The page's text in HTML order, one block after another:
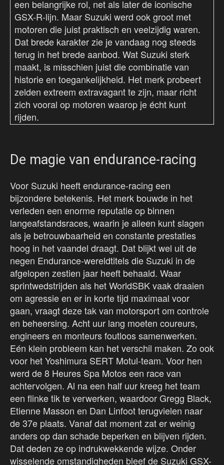
een belangrijke rol, net als later de iconische
GSX-R-lijn. Maar Suzuki werd ook groot met
motoren die juist praktisch en veelzijdig waren.
Dat brede karakter zie je vandaag nog steeds
terug in het brede aanbod. Wat Suzuki sterk
maakt, is misschien juist die combinatie van
historie en toegankelijkheid. Het merk probeert
zelden extreem extravagant te zijn, maar richt
zich vooral op motoren waarop je écht kunt
rijden.
De magie van endurance-racing
Voor Suzuki heeft endurance-racing een
bijzondere betekenis. Het merk bouwde in het
verleden een enorme reputatie op binnen
langeafstandsraces, waarin je alleen kunt slagen
als je betrouwbaarheid en constante prestaties
hoog in het vaandel draagt. Dat blijkt wel uit de
negen Endurance-wereldtitels die Suzuki in de
afgelopen zestien jaar heeft behaald. Waar
sprintwedstrijden als het WorldSBK vaak draaien
om agressie en er in korte tijd maximaal voor
gaan, vraagt deze tak van motorsport om controle
en beheersing. Acht uur lang moeten coureurs,
engineers en monteurs foutloos samenwerken.
Eén klein probleem kan het verschil maken. Zo ook
voor het Yoshimura SERT Motul-team. Voor hen
werd de 8 Heures Spa Motos een race van
achtervolgen. Al na een half uur kreeg het team
een flinke tik te verwerken, waardoor Gregg Black,
Etienne Masson en Dan Linfoot terugvielen naar
de 37e plaats. Vanaf dat moment zat er weinig
anders op dan schade beperken en blijven rijden.
Dat deden ze op indrukwekkende wijze. Onder
wisselende omstandigheden bleef de Suzuki GSX-